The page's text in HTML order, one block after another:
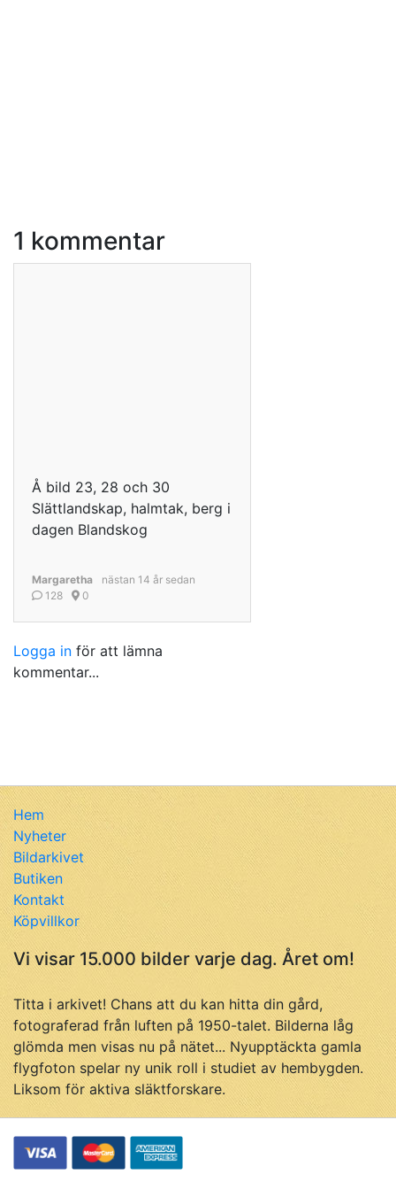
1 kommentar
Å bild 23, 28 och 30
Slättlandskap, halmtak, berg i
dagen Blandskog
Margaretha
nästan 14 år sedan
128
0
Logga in för att lämna
kommentar...
Hem
Nyheter
Bildarkivet
Butiken
Kontakt
Köpvillkor
Vi visar 15.000 bilder varje dag. Året om!
Titta i arkivet! Chans att du kan hitta din gård,
fotograferad från luften på 1950-talet. Bilderna låg
glömda men visas nu på nätet... Nyupptäckta gamla
flygfoton spelar ny unik roll i studiet av hembygden.
Liksom för aktiva släktforskare.